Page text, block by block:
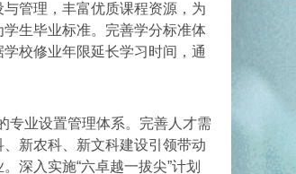
管理，丰富优质课程资源，为
生毕业标准。完善学分标准体
校修业年限延长学习时间，通
业设置管理体系。完善人才需
新农科、新文科建设引领带动
深入实施“六卓越一拔尖”计划